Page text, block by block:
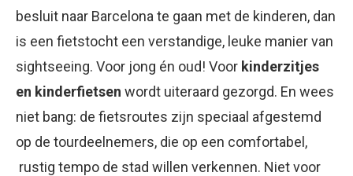
besluit naar Barcelona te gaan met de kinderen, dan
is een fietstocht een verstandige, leuke manier van
sightseeing. Voor jong én oud! Voor kinderzitjes
en kinderfietsen wordt uiteraard gezorgd. En wees
niet bang: de fietsroutes zijn speciaal afgestemd
op de tourdeelnemers, die op een comfortabel,
rustig tempo de stad willen verkennen. Niet voor